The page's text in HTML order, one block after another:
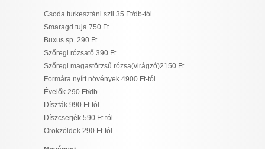
Csoda turkesztáni szil 35 Ft/db-tól
Smaragd tuja 750 Ft
Buxus sp. 290 Ft
Szőregi rózsatő 390 Ft
Szőregi magastörzsű rózsa(virágzó)2150 Ft
Formára nyírt növények 4900 Ft-tól
Évelők 290 Ft/db
Díszfák 990 Ft-tól
Díszcserjék 590 Ft-tól
Örökzöldek 290 Ft-tól